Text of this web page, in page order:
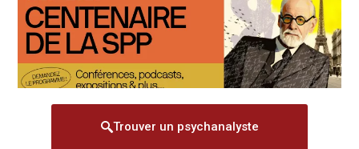
Trouver un psychanalyste